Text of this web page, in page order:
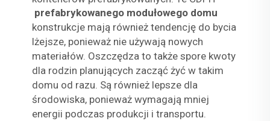
prefabrykowanego modułowego domu
konstrukcje mają również tendencję do bycia
lżejsze, ponieważ nie używają nowych
materiałów. Oszczędza to także spore kwoty
dla rodzin planujących zacząć żyć w takim
domu od razu. Są również lepsze dla
środowiska, ponieważ wymagają mniej
energii podczas produkcji i transportu.